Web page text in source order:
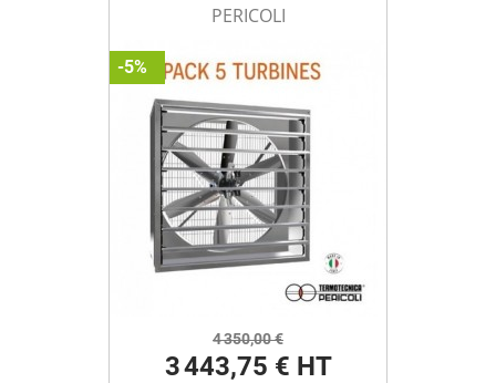
PERICOLI
4 350,00 €
3 443,75 € HT
-5%